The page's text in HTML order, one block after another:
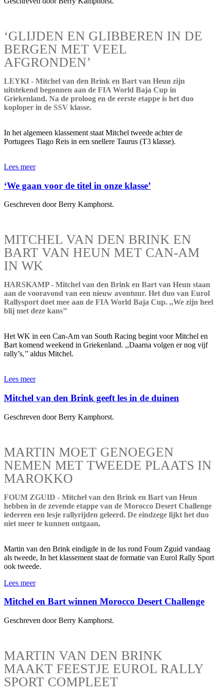
‘GLIJDEN EN GLIBBEREN IN DE
BERGEN MET VEEL
AFGRONDEN’
LEYKI - Mitchel van den Brink en Bart van Heun zijn
uitstekend begonnen aan de FIA World Baja Cup in
Griekenland. Na de proloog en de eerste etappe is het duo
koploper in de SSV klasse.
In het algemeen klassement staat Mitchel tweede achter de
Portugees Tiago Reis in een snellere Taurus (T3 klasse).
Lees meer
‘We gaan voor de titel in onze klasse’
Geschreven door Berry Kamphorst.
MITCHEL VAN DEN BRINK EN
BART VAN HEUN MET CAN-AM
IN WK
HARSKAMP - Mitchel van den Brink en Bart van Heun staan
aan de vooravond van een nieuw avontuur. Het duo van Eurol
Rallysport doet mee aan de FIA World Baja Cup. ,,We zijn heel
blij met deze kans’’
Het WK in een Can-Am van South Racing begint voor Mitchel en
Bart komend weekend in Griekenland. ,,Daarna volgen er nog vijf
rally’s,’’ aldus Mitchel.
Lees meer
Mitchel van den Brink geeft les in de duinen
Geschreven door Berry Kamphorst.
MARTIN MOET GENOEGEN
NEMEN MET TWEEDE PLAATS IN
MAROKKO
FOUM ZGUID - Mitchel van den Brink en Bart van Heun
hebben in de zevende etappe van de Morocco Desert Challenge
iedereen een lesje rallyrijden geleerd. De eindzege lijkt het duo
niet meer te kunnen ontgaan,
Martin van den Brink eindigde in de lus rond Foum Zguid vandaag
als tweede, In het klassement staat de formatie van Eurol Rally Sport
ook tweede.
Lees meer
Mitchel en Bart winnen Morocco Desert Challenge
Geschreven door Berry Kamphorst.
MARTIN VAN DEN BRINK
MAAKT FEESTJE EUROL RALLY
SPORT COMPLEET